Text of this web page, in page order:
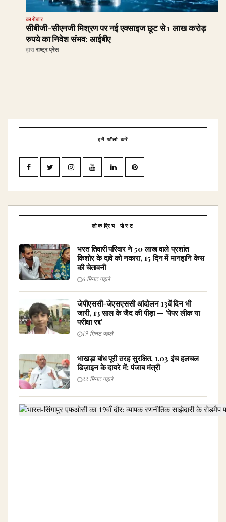
कारोबार
सीबीजी-सीएनजी मिश्रण पर नई एक्साइज छूट से 1 लाख करोड़
रुपये का निवेश संभव: आईबीए
द्वारा राष्ट्र प्रेस
हमें फॉलो करें
लोकप्रिय पोस्ट
भरत तिवारी परिवार ने ₹50 लाख वाले प्रशांत
किशोर के दावे को नकारा, 15 दिन में मानहानि केस
की चेतावनी
6 मिनट पहले
जेपीएससी-जेएसएससी आंदोलन 13वें दिन भी
जारी, 13 साल के जैद की पीड़ा — 'पेपर लीक या
परीक्षा रद्द'
19 मिनट पहले
भाखड़ा बांध पूरी तरह सुरक्षित, 1.03 इंच हलचल
डिज़ाइन के दायरे में: पंजाब मंत्री
22 मिनट पहले